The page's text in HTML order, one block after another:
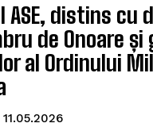
ASE, distins cu
de Onoare și
al Ordinului
11.05.2026